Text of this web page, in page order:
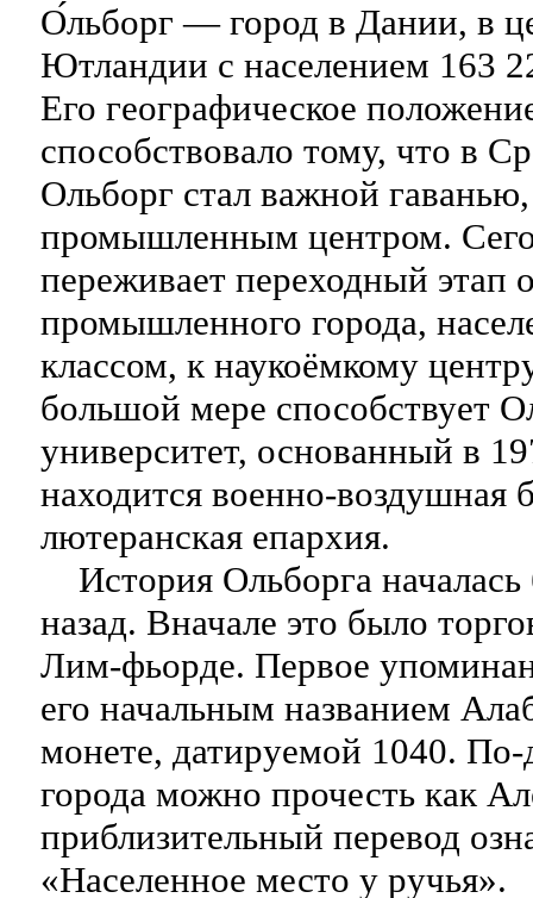
О́льборг — город в Дании, в
Ютландии с населением 163
Его географическое
способствовало тому, что в
Ольборг стал важной
промышленным центром.
переживает переходный этап
промышленного города,
классом, к наукоёмкому
большой мере способствует
университет, основанный в
находится военно-воздушная
лютеранская епархия.
История Ольборга началась
назад. Вначале это было
Лим-фьорде. Первое
его начальным названием
монете, датируемой 1040. По-
города можно прочесть как
приблизительный перевод
«Населенное место у ручья».